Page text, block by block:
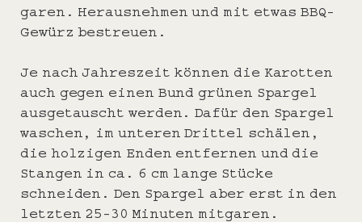
garen. Herausnehmen und mit etwas BBQ-
Gewürz bestreuen.
Je nach Jahreszeit können die Karotten
auch gegen einen Bund grünen Spargel
ausgetauscht werden. Dafür den Spargel
waschen, im unteren Drittel schälen,
die holzigen Enden entfernen und die
Stangen in ca. 6 cm lange Stücke
schneiden. Den Spargel aber erst in den
letzten 25-30 Minuten mitgaren.